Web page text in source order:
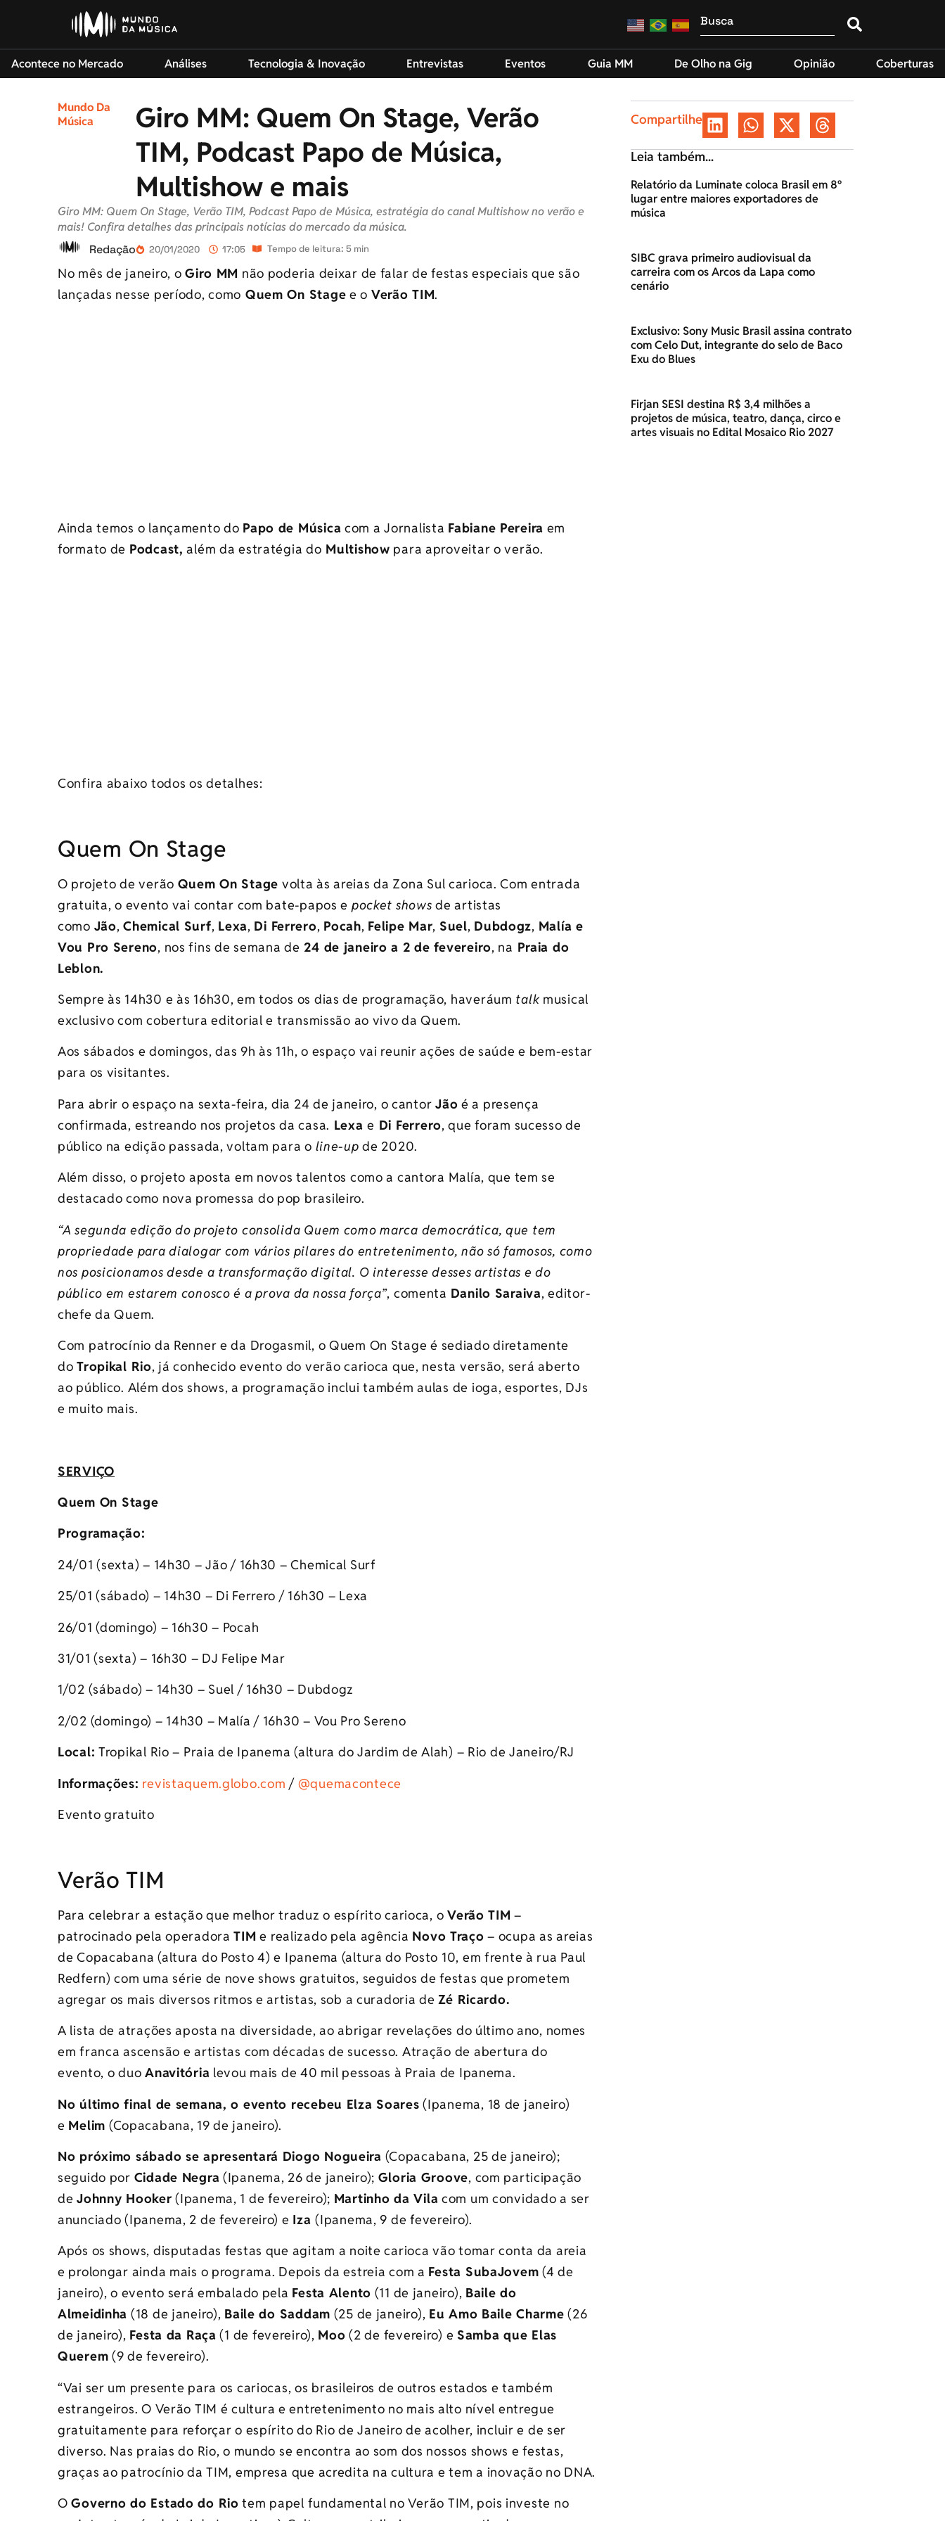
Acontece no Mercado Análises Tecnologia & Inovação Entrevistas Eventos Guia MM De Olho na Gig Opinião Coberturas
Mundo Da
Música
Giro MM: Quem On Stage, Verão
TIM, Podcast Papo de Música,
Multishow e mais
Giro MM: Quem On Stage, Verão TIM, Podcast Papo de Música, estratégia do canal Multishow no verão e
mais! Confira detalhes das principais notícias do mercado da música.
Redação
20/01/2020 17:05 Tempo de leitura: 5 min
No mês de janeiro, oGiro MM não poderia deixar de falar de festas especiais que são
lançadas nesse período, como Quem On Stage e o Verão TIM.
Ainda temos o lançamento do Papo de Música com a Jornalista Fabiane Pereira em
formato de Podcast, além da estratégia do Multishow para aproveitar o verão.
Confira abaixo todos os detalhes:
Quem On Stage
O projeto de verão Quem On Stage volta às areias da Zona Sul carioca. Com entrada
gratuita, o evento vai contar com bate-papos e pocket shows de artistas
como Jão,Chemical Surf, Lexa, Di Ferrero, Pocah, Felipe Mar, Suel, Dubdogz, Malía e
Vou Pro Sereno, nos fins de semana de 24 de janeiro a 2 de fevereiro, na Praia do
Leblon.
Sempre às 14h30 e às 16h30, em todos os dias de programação, haveráum talkmusical
exclusivo com cobertura editorial e transmissão ao vivo daQuem.
Aos sábados e domingos, das 9h às 11h, o espaço vai reunir ações de saúde e bem-estar
para os visitantes.
Para abrir o espaço na sexta-feira, dia 24 de janeiro, o cantorJão é a presença
confirmada, estreando nos projetos da casa. Lexae Di Ferrero, que foram sucesso de
público na edição passada, voltam para o line-up de 2020.
Além disso, o projeto aposta em novos talentos como a cantora Malía, que tem se
destacado como nova promessa do pop brasileiro.
“A segunda edição do projeto consolida Quem como marca democrática, que tem
propriedade para dialogar com vários pilares do entretenimento, não só famosos, como
nos posicionamos desde a transformação digital. O interesse desses artistas e do
público em estarem conosco é a prova da nossa força”, comenta Danilo Saraiva, editor-
chefe daQuem.
Com patrocínio da Renner e da Drogasmil, o Quem On Stage é sediado diretamente
doTropikal Rio, já conhecido evento do verão carioca que, nesta versão, será aberto
ao público. Além dos shows, a programação inclui também aulas de ioga, esportes, DJs
e muito mais.
SERVIÇO
Quem On Stage
Programação:
24/01 (sexta) – 14h30 – Jão / 16h30 – Chemical Surf
25/01 (sábado) – 14h30 – Di Ferrero / 16h30 – Lexa
26/01 (domingo) – 16h30 – Pocah
31/01 (sexta) – 16h30 – DJ Felipe Mar
1/02 (sábado) – 14h30 – Suel / 16h30 – Dubdogz
2/02 (domingo) – 14h30 – Malía / 16h30 – Vou Pro Sereno
Local: Tropikal Rio – Praia de Ipanema (altura do Jardim de Alah) – Rio de Janeiro/RJ
Informações: revistaquem.globo.com / @quemacontece
Evento gratuito
Verão TIM
Para celebrar a estação que melhor traduz o espírito carioca, oVerão TIM –
patrocinado pela operadoraTIM e realizado pela agência Novo Traço – ocupa as areias
de Copacabana (altura do Posto 4) e Ipanema (altura do Posto 10, em frente à rua Paul
Redfern) com uma série de nove shows gratuitos, seguidos de festas que prometem
agregar os mais diversos ritmos e artistas, sob a curadoria deZé Ricardo.
A lista de atrações aposta na diversidade, ao abrigar revelações do último ano, nomes
em franca ascensão e artistas com décadas de sucesso. Atração de abertura do
evento, o duoAnavitória levou mais de 40 mil pessoas à Praia de Ipanema.
No último final de semana, o evento recebeu Elza Soares (Ipanema, 18 de janeiro)
e Melim (Copacabana, 19 de janeiro).
No próximo sábado se apresentará Diogo Nogueira (Copacabana, 25 de janeiro);
seguido por Cidade Negra (Ipanema, 26 de janeiro); Gloria Groove, com participação
deJohnny Hooker (Ipanema, 1 de fevereiro); Martinho da Vila com um convidado a ser
anunciado (Ipanema, 2 de fevereiro) e Iza(Ipanema, 9 de fevereiro).
Após os shows, disputadas festas que agitam a noite carioca vão tomar conta da areia
e prolongar ainda mais o programa. Depois da estreia com a Festa SubaJovem (4 de
janeiro), o evento será embalado pela Festa Alento (11 de janeiro), Baile do
Almeidinha (18 de janeiro), Baile do Saddam (25 de janeiro), Eu Amo Baile Charme (26
de janeiro), Festa da Raça (1 de fevereiro), Moo (2 de fevereiro) e Samba que Elas
Querem (9 de fevereiro).
“Vai ser um presente para os cariocas, os brasileiros de outros estados e também
estrangeiros. O Verão TIM é cultura e entretenimento no mais alto nível entregue
gratuitamente para reforçar o espírito do Rio de Janeiro de acolher, incluir e de ser
diverso. Nas praias do Rio, o mundo se encontra ao som dos nossos shows e festas,
graças ao patrocínio daTIM, empresa que acredita na cultura e tem a inovação no DNA.
OGoverno do Estado do Rio tem papel fundamental noVerão TIM, pois investe no
Compartilhe
Leia também...
Relatório da Luminate coloca Brasil em 8º
lugar entre maiores exportadores de
música
SIBC grava primeiro audiovisual da
carreira com os Arcos da Lapa como
cenário
Exclusivo: Sony Music Brasil assina contrato
com Celo Dut, integrante do selo de Baco
Exu do Blues
Firjan SESI destina R$ 3,4 milhões a
projetos de música, teatro, dança, circo e
artes visuais no Edital Mosaico Rio 2027